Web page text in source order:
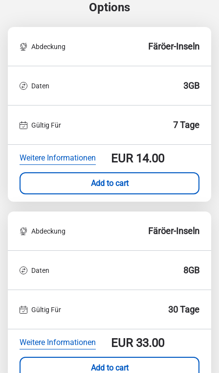
Options
Abdeckung Färöer-Inseln
Daten 3GB
Gültig Für 7 Tage
Weitere Informationen EUR14.00
Add to cart
Abdeckung Färöer-Inseln
Daten 8GB
Gültig Für 30 Tage
Weitere Informationen EUR33.00
Add to cart